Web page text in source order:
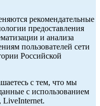
рекомендательные
предоставления
и анализа
пользователей сети
Российской
с тем, что мы
с использованием
, LiveInternet.